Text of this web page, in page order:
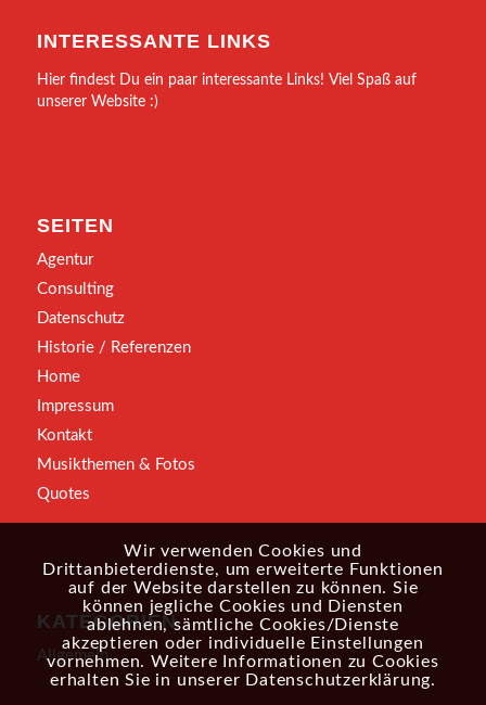
INTERESSANTE LINKS
Hier findest Du ein paar interessante Links! Viel Spaß auf
unserer Website :)
SEITEN
Agentur
Consulting
Datenschutz
Historie / Referenzen
Home
Impressum
Kontakt
Musikthemen & Fotos
Quotes
KATEGORIEN
Allgemein
Wir verwenden Cookies und
Drittanbieterdienste, um erweiterte Funktionen
auf der Website darstellen zu können. Sie
können jegliche Cookies und Diensten
ablehnen, sämtliche Cookies/Dienste
akzeptieren oder individuelle Einstellungen
vornehmen. Weitere Informationen zu Cookies
erhalten Sie in unserer Datenschutzerklärung.